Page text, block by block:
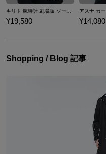
¥19,580 ¥14,080
Shopping / Blog 記事